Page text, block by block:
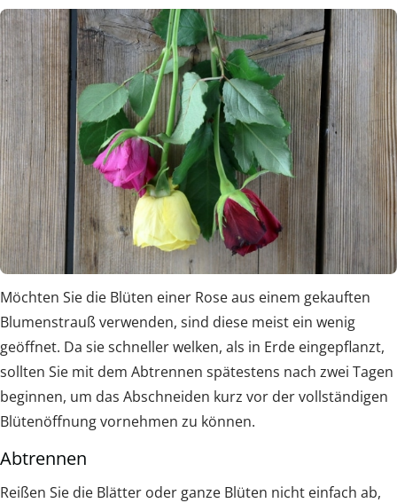
Möchten Sie die Blüten einer Rose aus einem gekauften
Blumenstrauß verwenden, sind diese meist ein wenig
geöffnet. Da sie schneller welken, als in Erde eingepflanzt,
sollten Sie mit dem Abtrennen spätestens nach zwei Tagen
beginnen, um das Abschneiden kurz vor der vollständigen
Blütenöffnung vornehmen zu können.
Abtrennen
Reißen Sie die Blätter oder ganze Blüten nicht einfach ab,